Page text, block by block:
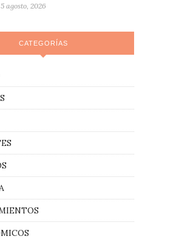
5 agosto, 2026
CATEGORÍAS